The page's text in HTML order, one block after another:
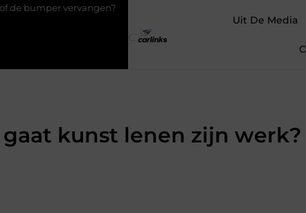
Transportbedrijf in Antwerpen als basis voor tevreden
Uit De Media
gaat kunst lenen zijn werk?